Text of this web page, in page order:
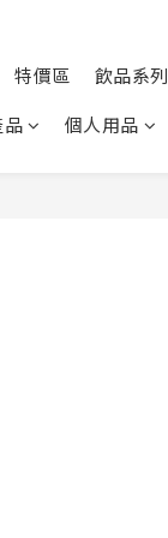
特價區
飲品系列
個人用品